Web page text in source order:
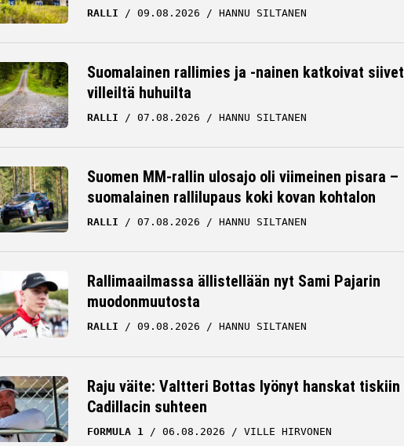
RALLI 09.08.2026 HANNU SILTANEN
Suomalainen rallimies ja -nainen katkoivat siivet
villeiltä huhuilta
RALLI 07.08.2026 HANNU SILTANEN
Suomen MM-rallin ulosajo oli viimeinen pisara –
suomalainen rallilupaus koki kovan kohtalon
RALLI 07.08.2026 HANNU SILTANEN
Rallimaailmassa ällistellään nyt Sami Pajarin
muodonmuutosta
RALLI 09.08.2026 HANNU SILTANEN
Raju väite: Valtteri Bottas lyönyt hanskat tiskiin
Cadillacin suhteen
FORMULA 1 06.08.2026 VILLE HIRVONEN